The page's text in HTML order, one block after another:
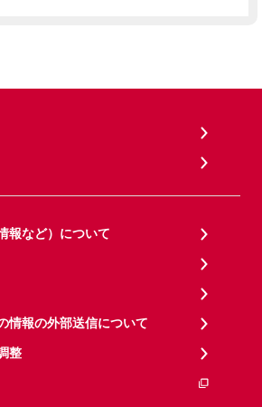
報など）について
情報の外部送信について
整